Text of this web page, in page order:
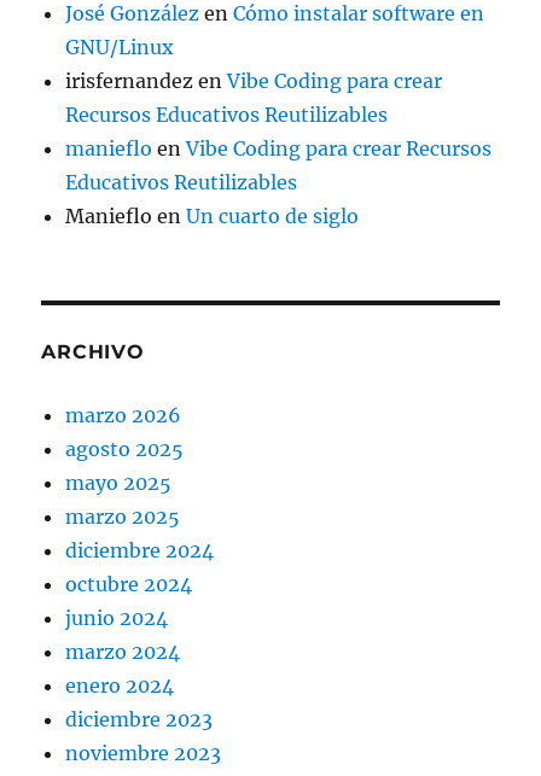
José González enCómo instalar software en
GNU/Linux
irisfernandez enVibe Coding para crear
Recursos Educativos Reutilizables
manieflo enVibe Coding para crear Recursos
Educativos Reutilizables
Manieflo enUn cuarto de siglo
ARCHIVO
marzo 2026
agosto 2025
mayo 2025
marzo 2025
diciembre 2024
octubre 2024
junio 2024
marzo 2024
enero 2024
diciembre 2023
noviembre 2023